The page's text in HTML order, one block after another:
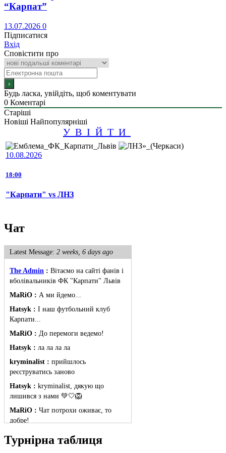
“Карпат”
13.07.2026 0
Підписатися
Вхід
Сповістити про
Будь ласка, увійдіть, щоб коментувати
0 Коментарі
Старіші
Новіші Найпопулярніші
УВІЙТИ
10.08.2026
18:00
"Карпати" vs ЛНЗ
Чат
Latest Message: 2 weeks, 6 days ago
The Admin : Вітаємо на сайті фанів і
вболівальників ФК "Карпати" Львів
MaRiO : А ми йдемо...
Hatsyk : І наш футбольний клуб
Карпати...
MaRiO : До перемоги ведемо!
Hatsyk : ла ла ла ла
kryminalist : прийшлось
реєструватись заново
Hatsyk : kryminalist, дякую що
лишився з нами 💚🤍🦁
MaRiO : Чат потрохи оживає, то
добре!
MaRiO :
Знов у клубі бардак...
Hatsyk :Все буде добре
Турнірна таблиця